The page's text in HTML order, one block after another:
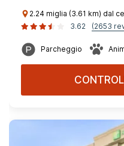
2.24 miglia (3.61 km) dal
3.62
(2653
Parcheggio